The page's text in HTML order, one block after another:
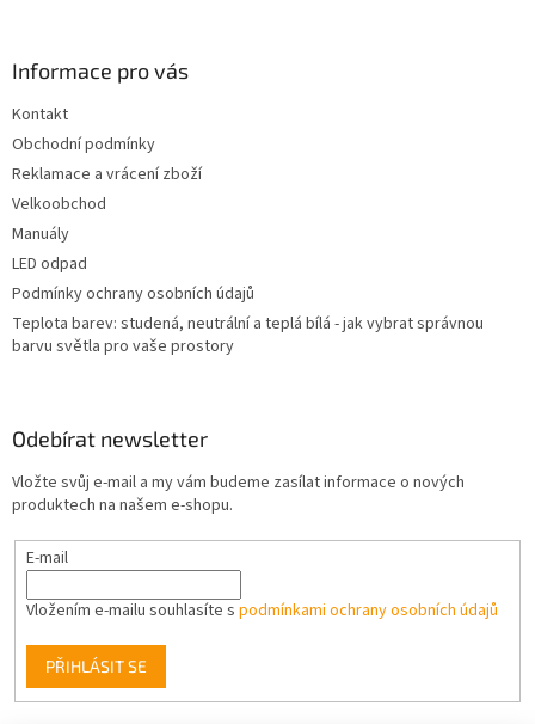
Informace pro vás
Kontakt
Obchodní podmínky
Reklamace a vrácení zboží
Velkoobchod
Manuály
LED odpad
Podmínky ochrany osobních údajů
Teplota barev: studená, neutrální a teplá bílá - jak vybrat správnou
barvu světla pro vaše prostory
Odebírat newsletter
Vložte svůj e-mail a my vám budeme zasílat informace o nových
produktech na našem e-shopu.
E-mail
Vložením e-mailu souhlasíte s podmínkami ochrany osobních údajů
PŘIHLÁSIT SE